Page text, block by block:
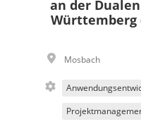
an der
Württemberg
Mosbach